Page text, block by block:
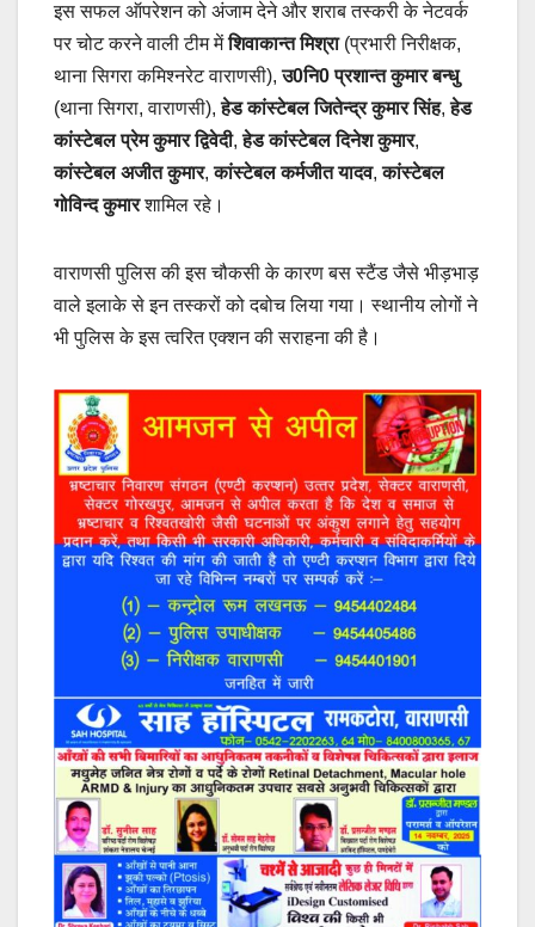
इस सफल ऑपरेशन को अंजाम देने और शराब तस्करी के नेटवर्क
पर चोट करने वाली टीम मेंशिवाकान्त मिश्रा(प्रभारी निरीक्षक,
थाना सिगरा कमिश्नरेट वाराणसी),उ0नि0 प्रशान्त कुमार बन्धु
(थाना सिगरा, वाराणसी),हेड कांस्टेबल जितेन्द्र कुमार सिंह,हेड
कांस्टेबल प्रेम कुमार द्विवेदी,हेड कांस्टेबल दिनेश कुमार,
कांस्टेबल अजीत कुमार,कांस्टेबल कर्मजीत यादव,कांस्टेबल
गोविन्द कुमारशामिल रहे।
वाराणसी पुलिस की इस चौकसी के कारण बस स्टैंड जैसे भीड़भाड़
वाले इलाके से इन तस्करों को दबोच लिया गया। स्थानीय लोगों ने
भी पुलिस के इस त्वरित एक्शन की सराहना की है।